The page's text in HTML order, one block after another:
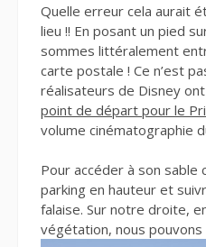
Quelle erreur cela aurait
lieu !! En posant un pied
sommes littéralement
carte postale ! Ce n’est
réalisateurs de Disney
point de départ pour le
volume cinématographie
Pour accéder à son sable
parking en hauteur et
falaise. Sur notre droite,
végétation, nous pouvons